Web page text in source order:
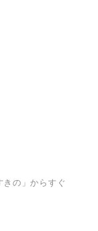
きの」からすぐ